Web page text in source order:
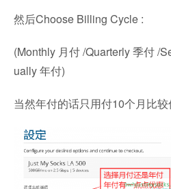
然后Choose Billing Cycle :
(Monthly 月付 /Quarterly 季付 /
ually 年付)
当然年付的话只用付10个月比较